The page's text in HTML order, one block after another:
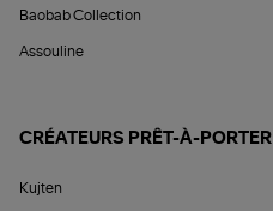
Baobab Collection
Assouline
CRÉATEURS PRÊT-À-PORTER
Kujten